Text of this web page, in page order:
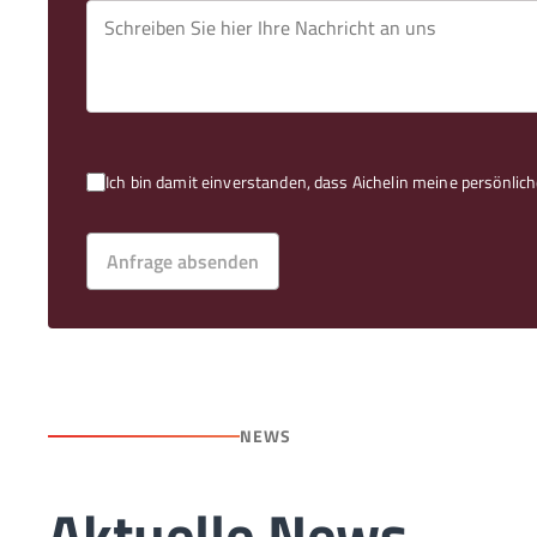
Ich bin damit einverstanden, dass Aichelin meine
Anfrage absenden
NEWS